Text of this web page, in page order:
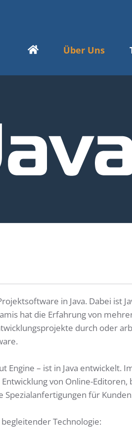
Über Uns
in Java. Dabei ist
hat die Erfahrung von
durch oder
Engine – ist in Java entwickelt.
von Online-Editoren,
für
Technologie: